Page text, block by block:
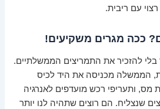
עם ריבית.
ככה מגרים משקיעים!
להזכיר את התמריצים הממשלתיים.
הממשלה מכניסה את היד לכיס
מס, ותעריפי רכש מועדפים לאנרגיה
שנצליח. הם רוצים שתהיה לנו יותר